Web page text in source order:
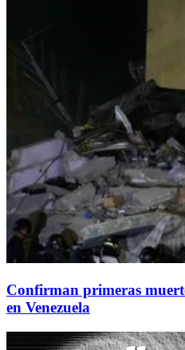
Confirman primeras
en Venezuela